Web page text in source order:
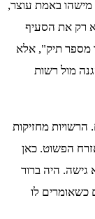
באמת עוצר,
רק את הסעיף
מספר תיק", אלא
מול רשות
מחזיקות
הפשוט. כאן
היה ברור
כשאומרים לו